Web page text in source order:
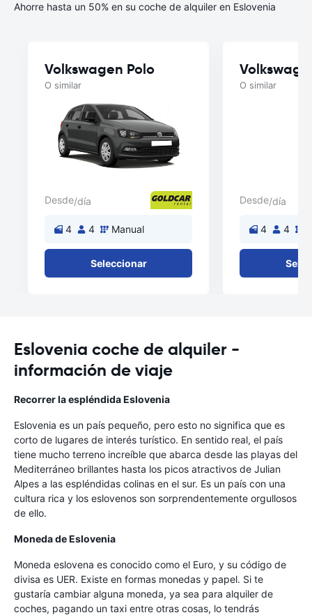
Ahorre hasta un 50% en su coche de alquiler en Eslovenia
Volkswagen Polo
O similar
Desde/día
4 4 Manual
Seleccionar
O similar
Desde/día
4 4
Eslovenia coche de alquiler -
información de viaje
Recorrer la espléndida Eslovenia
Eslovenia es un país pequeño, pero esto no significa que es
corto de lugares de interés turístico. En sentido real, el país
tiene mucho terreno increíble que abarca desde las playas del
Mediterráneo brillantes hasta los picos atractivos de Julian
Alpes a las espléndidas colinas en el sur. Es un país con una
cultura rica y los eslovenos son sorprendentemente orgullosos
de ello.
Moneda de Eslovenia
Moneda eslovena es conocido como el Euro, y su código de
divisa es UER. Existe en formas monedas y papel. Si te
gustaría cambiar alguna moneda, ya sea para alquiler de
coches, pagando un taxi entre otras cosas, lo tendrás